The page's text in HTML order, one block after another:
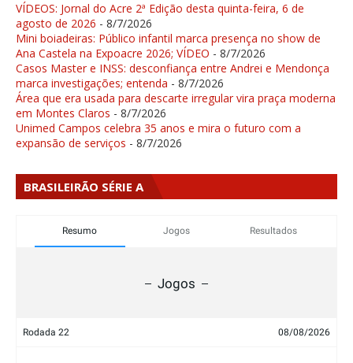
VÍDEOS: Jornal do Acre 2ª Edição desta quinta-feira, 6 de
agosto de 2026 - 8/7/2026
Mini boiadeiras: Público infantil marca presença no show de
Ana Castela na Expoacre 2026; VÍDEO - 8/7/2026
Casos Master e INSS: desconfiança entre Andrei e Mendonça
marca investigações; entenda - 8/7/2026
Área que era usada para descarte irregular vira praça moderna
em Montes Claros - 8/7/2026
Unimed Campos celebra 35 anos e mira o futuro com a
expansão de serviços - 8/7/2026
BRASILEIRÃO SÉRIE A
Resumo Jogos Resultados
Jogos
Rodada 22 08/08/2026